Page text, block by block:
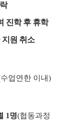
진학 후 휴학
원 취소
수업연한 이내)
1명(협동과정